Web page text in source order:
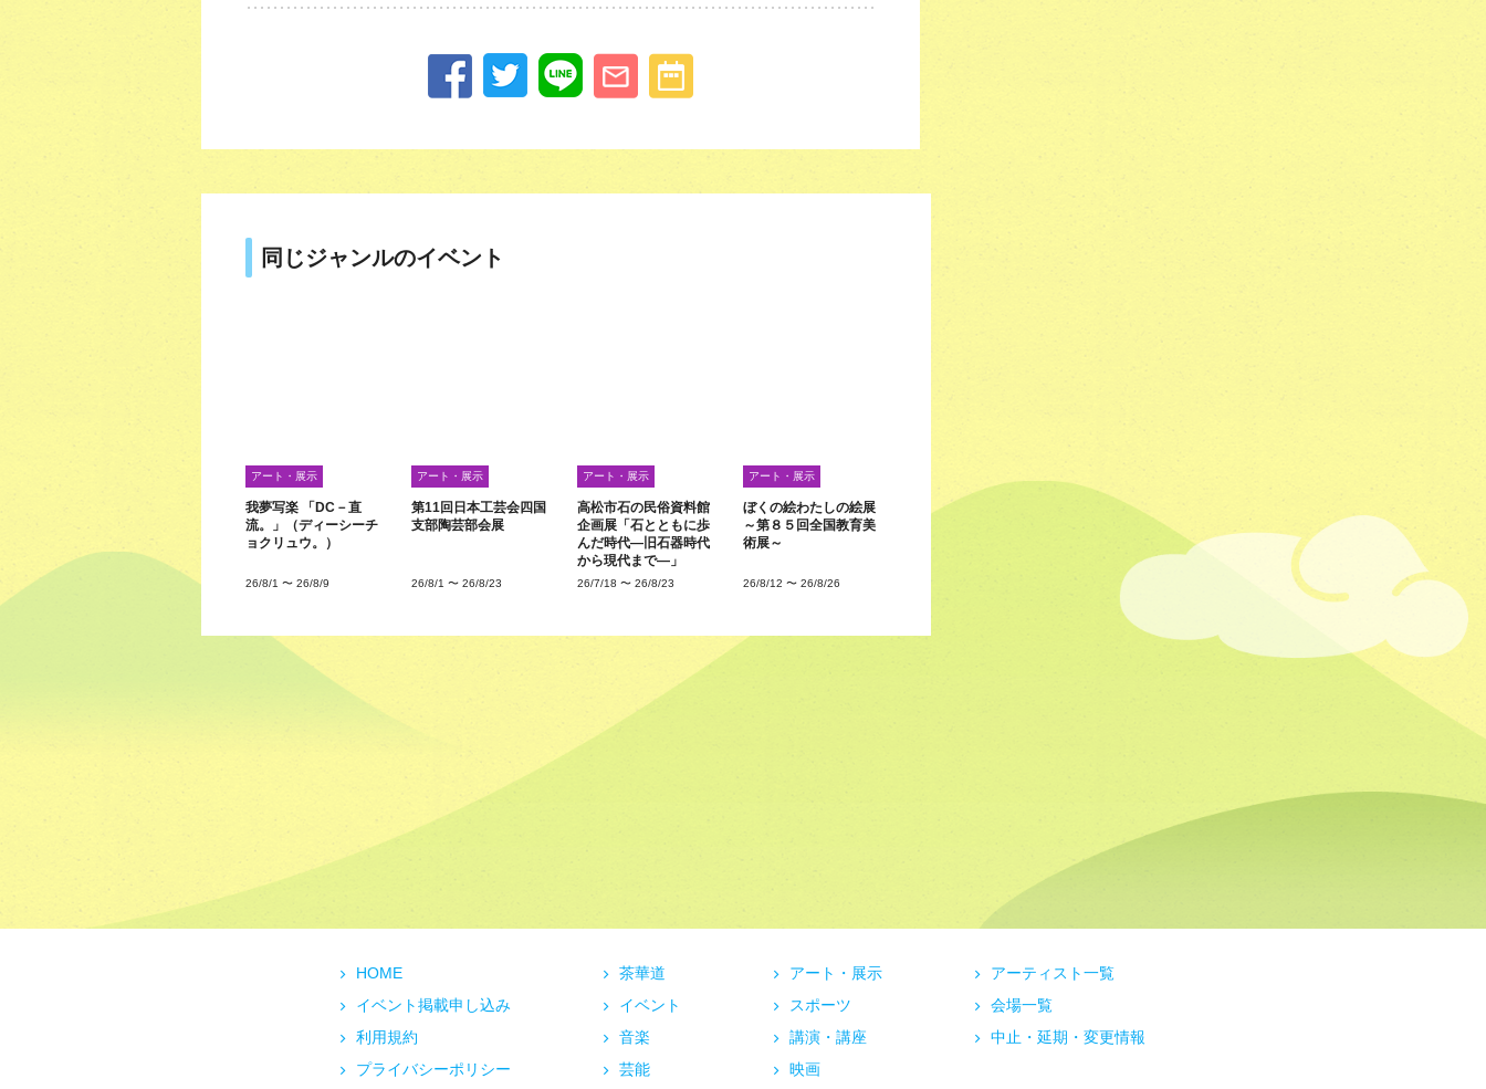
同じジャンルのイベント
アート・展示
我夢写楽 「DC－直
流。」（ディーシーチ
ョクリュウ。）
26/8/1 〜 26/8/9
アート・展示
第11回日本工芸会四国
支部陶芸部会展
26/8/1 〜 26/8/23
アート・展示
高松市石の民俗資料館
企画展「石とともに歩
んだ時代―旧石器時代
から現代まで―」
26/7/18 〜 26/8/23
アート・展示
ぼくの絵わたしの絵展
～第８５回全国教育美
術展～
26/8/12 〜 26/8/26
HOME
イベント掲載申し込み
利用規約
プライバシーポリシー
茶華道
イベント
音楽
芸能
アート・展示
スポーツ
講演・講座
映画
アーティスト一覧
会場一覧
中止・延期・変更情報